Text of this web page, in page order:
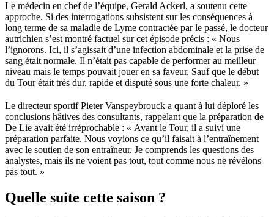
Le médecin en chef de l’équipe, Gerald Ackerl, a soutenu cette
approche. Si des interrogations subsistent sur les conséquences à
long terme de sa maladie de Lyme contractée par le passé, le docteur
autrichien s’est montré factuel sur cet épisode précis : « Nous
l’ignorons. Ici, il s’agissait d’une infection abdominale et la prise de
sang était normale. Il n’était pas capable de performer au meilleur
niveau mais le temps pouvait jouer en sa faveur. Sauf que le début
du Tour était très dur, rapide et disputé sous une forte chaleur. »
Le directeur sportif Pieter Vanspeybrouck a quant à lui déploré les
conclusions hâtives des consultants, rappelant que la préparation de
De Lie avait été irréprochable : « Avant le Tour, il a suivi une
préparation parfaite. Nous voyions ce qu’il faisait à l’entraînement
avec le soutien de son entraîneur. Je comprends les questions des
analystes, mais ils ne voient pas tout, tout comme nous ne révélons
pas tout. »
Quelle suite cette saison ?